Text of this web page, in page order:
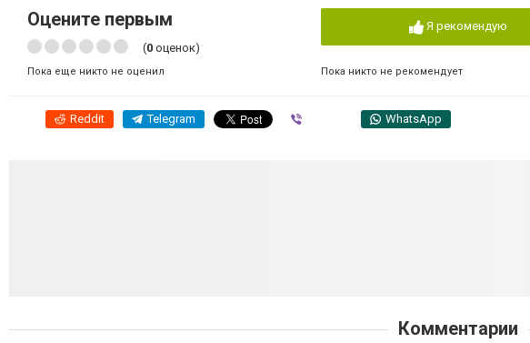
Оцените первым
(0 оценок)
Пока еще никто не оценил
Я рекомендую
Пока никто не рекомендует
Reddit Telegram WhatsApp
Комментарии